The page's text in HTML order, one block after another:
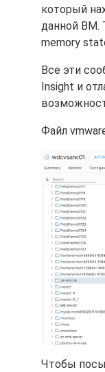
который
данной ВМ.
memory
Все эти
Insight и
Файл
Чтобы